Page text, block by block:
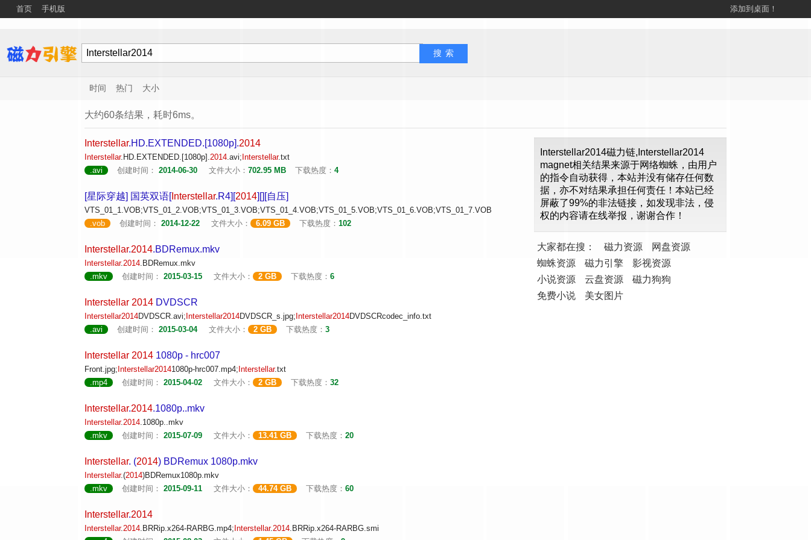
首页 手机版 添加到桌面！
时间 热门 大小
大约60条结果，耗时6ms。
Interstellar.HD.EXTENDED.[1080p].2014
Interstellar.HD.EXTENDED.[1080p].2014.avi; Interstellar.txt
.avi
创建时间： 2014-06-30 文件大小： 702.95 MB 下载热度： 4
[星际穿越] 国英双语[Interstellar.R4][2014][][自压]
VTS_01_1.VOB;VTS_01_2.VOB;VTS_01_3.VOB;VTS_01_4.VOB;VTS_01_5.VOB;VTS_01_6.VOB;VTS_01_7.VOB
.vob
创建时间： 2014-12-22 文件大小： 6.09 GB 下载热度： 102
Interstellar.2014.BDRemux.mkv
Interstellar.2014.BDRemux.mkv
.mkv
创建时间： 2015-03-15 文件大小： 2 GB 下载热度： 6
Interstellar 2014 DVDSCR
Interstellar2014DVDSCR.avi; Interstellar2014DVDSCR_s.jpg; Interstellar2014DVDSCRcodec_info.txt
.avi
创建时间： 2015-03-04 文件大小： 2 GB 下载热度： 3
Interstellar 2014 1080p - hrc007
Front.jpg; Interstellar20141080p-hrc007.mp4; Interstellar.txt
.mp4
创建时间： 2015-04-02 文件大小： 2 GB 下载热度： 32
Interstellar.2014.1080p..mkv
Interstellar.2014.1080p..mkv
.mkv
创建时间： 2015-07-09 文件大小： 13.41 GB 下载热度： 20
Interstellar. (2014) BDRemux 1080p.mkv
Interstellar.(2014)BDRemux1080p.mkv
.mkv
创建时间： 2015-09-11 文件大小： 44.74 GB 下载热度： 60
Interstellar.2014
Interstellar.2014.BRRip.x264-RARBG.mp4; Interstellar.2014.BRRip.x264-RARBG.smi
Interstellar2014磁力链,Interstellar2014
magnet相关结果来源于网络蜘蛛，由用户
的指令自动获得，本站并没有储存任何数
据，亦不对结果承担任何责任！本站已经
屏蔽了99%的非法链接，如发现非法，侵
权的内容请在线举报，谢谢合作！
大家都在搜： 磁力资源
网盘资源
蜘蛛资源
磁力引擎
影视资源
小说资源
云盘资源
磁力狗狗
免费小说
美女图片